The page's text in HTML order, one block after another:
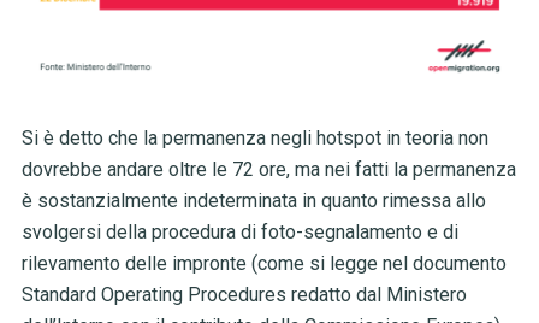
Si è detto che la permanenza negli hotspot in teoria non
dovrebbe andare oltre le 72 ore, ma nei fatti la permanenza
è sostanzialmente indeterminata in quanto rimessa allo
svolgersi della procedura di foto-segnalamento e di
rilevamento delle impronte (come si legge nel documento
Standard Operating Procedures redatto dal Ministero